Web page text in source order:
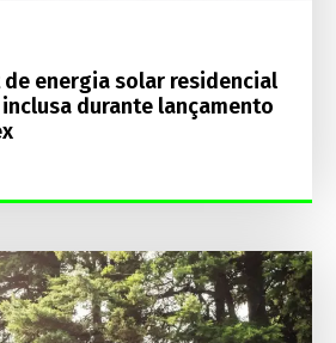
de energia solar residencial
durante lançamento